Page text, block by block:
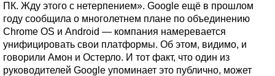
ПК. Жду этого с нетерпением». Google ещё в прошлом
году сообщила о многолетнем плане по объединению
Chrome OS и Android — компания намеревается
унифицировать свои платформы. Об этом, видимо, и
говорили Амон и Остерло. И тот факт, что один из
руководителей Google упоминает это публично, может